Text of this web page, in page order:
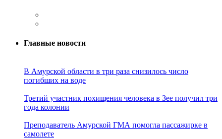
Главные новости
В Амурской области в три раза снизилось число
погибших на воде
Третий участник похищения человека в Зее получил три
года колонии
Преподаватель Амурской ГМА помогла пассажирке в
самолете